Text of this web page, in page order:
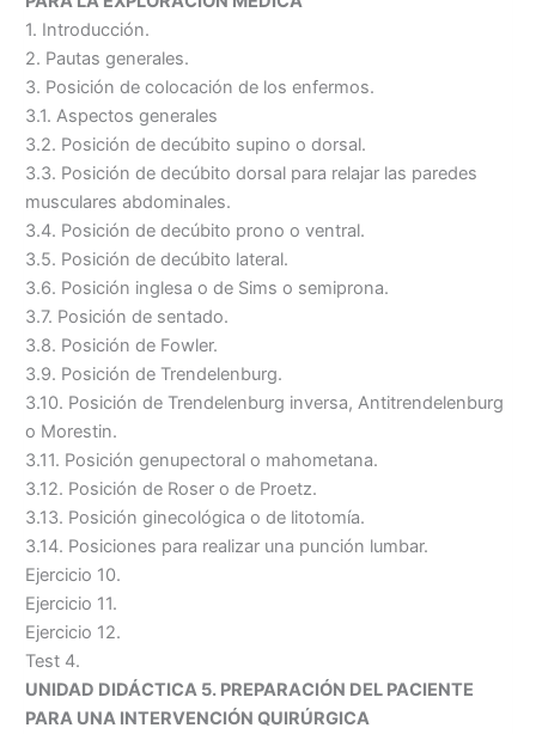
1. Introducción.
2. Pautas generales.
3. Posición de colocación de los enfermos.
3.1. Aspectos generales
3.2. Posición de decúbito supino o dorsal.
3.3. Posición de decúbito dorsal para relajar las paredes
musculares abdominales.
3.4. Posición de decúbito prono o ventral.
3.5. Posición de decúbito lateral.
3.6. Posición inglesa o de Sims o semiprona.
3.7. Posición de sentado.
3.8. Posición de Fowler.
3.9. Posición de Trendelenburg.
3.10. Posición de Trendelenburg inversa, Antitrendelenburg
o Morestin.
3.11. Posición genupectoral o mahometana.
3.12. Posición de Roser o de Proetz.
3.13. Posición ginecológica o de litotomía.
3.14. Posiciones para realizar una punción lumbar.
Ejercicio 10.
Ejercicio 11.
Ejercicio 12.
Test 4.
UNIDAD DIDÁCTICA 5. PREPARACIÓN DEL PACIENTE
PARA UNA INTERVENCIÓN QUIRÚRGICA